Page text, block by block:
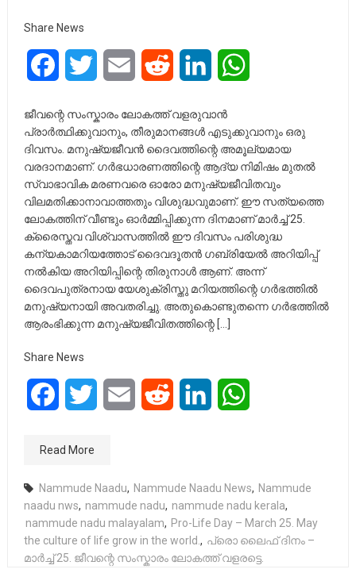
Share News
FacebookTwitter Email Reddit LinkedIn
ജീവന്റെ സംസ്കാരം ലോകത്ത് വളരുവാൻ
പ്രാർത്ഥിക്കുവാനും, തീരുമാനങ്ങൾ എടുക്കുവാനും ഒരു
ദിവസം. മനുഷ്യജീവൻ ദൈവത്തിന്റെ അമൂല്യമായ
വരദാനമാണ്. ഗർഭധാരണത്തിന്റെ ആദ്യ നിമിഷം മുതൽ
സ്വാഭാവിക മരണവരെ ഓരോ മനുഷ്യജീവിതവും
വിലമതിക്കാനാവാത്തതും വിശുദ്ധവുമാണ്. ഈ സത്യത്തെ
ലോകത്തിന് വീണ്ടും ഓർമ്മിപ്പിക്കുന്ന ദിനമാണ് മാർച്ച് 25.
ക്രൈസ്തവ വിശ്വാസത്തിൽ ഈ ദിവസം പരിശുദ്ധ
കന്യകാമറിയത്തോട് ദൈവദൂതൻ ഗബ്രിയേൽ അറിയിപ്പ്
നൽകിയ അറിയിപ്പിന്റെ തിരുനാൾ ആണ്. അന്ന്
ദൈവപുത്രനായ യേശുക്രിസ്തു മറിയത്തിന്റെ ഗർഭത്തിൽ
മനുഷ്യനായി അവതരിച്ചു. അതുകൊണ്ടുതന്നെ ഗർഭത്തിൽ
ആരംഭിക്കുന്ന മനുഷ്യജീവിതത്തിന്റെ […]
Share News
FacebookTwitter Email Reddit LinkedIn
Read More
Nammude Naadu, Nammude Naadu News, Nammude
naadu nws, nammude nadu, nammude nadu kerala,
nammude nadu malayalam, Pro-Life Day – March 25. May
the culture of life grow in the world., പ്രൊ ലൈഫ് ദിനം –
മാർച്ച് 25. ജീവന്റെ സംസ്കാരം ലോകത്ത് വളരട്ടെ.